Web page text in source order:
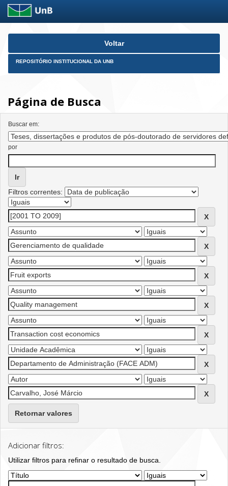
Skip
Voltar
REPOSITÓRIO INSTITUCIONAL DA UNB
Página de Busca
Buscar em:
por
Filtros correntes:
Retornar valores
Adicionar filtros:
Utilizar filtros para refinar o resultado de busca.